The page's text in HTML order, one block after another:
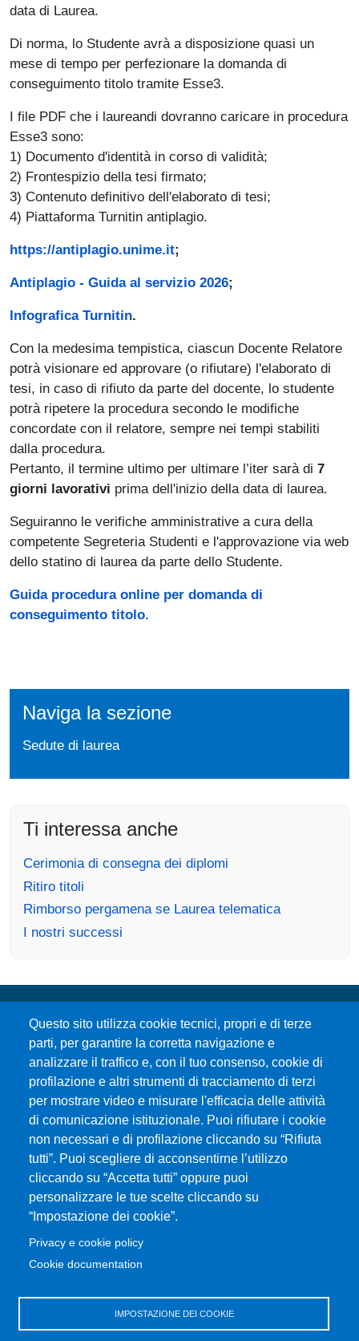
data di Laurea.
Di norma, lo Studente avrà a disposizione quasi un
mese di tempo per perfezionare la domanda di
conseguimento titolo tramite Esse3.
I file PDF che i laureandi dovranno caricare in procedura
Esse3 sono:
1) Documento d'identità in corso di validità;
2) Frontespizio della tesi firmato;
3) Contenuto definitivo dell'elaborato di tesi;
4) Piattaforma Turnitin antiplagio.
https://antiplagio.unime.it;
Antiplagio - Guida al servizio 2026;
Infografica Turnitin.
Con la medesima tempistica, ciascun Docente Relatore
potrà visionare ed approvare (o rifiutare) l'elaborato di
tesi, in caso di rifiuto da parte del docente, lo studente
potrà ripetere la procedura secondo le modifiche
concordate con il relatore, sempre nei tempi stabiliti
dalla procedura.
Pertanto, il termine ultimo per ultimare l’iter sarà di 7
giorni lavorativi prima dell'inizio della data di laurea.
Seguiranno le verifiche amministrative a cura della
competente Segreteria Studenti e l'approvazione via web
dello statino di laurea da parte dello Studente.
Guida procedura online per domanda di
conseguimento titolo.
Naviga la sezione
Sedute di laurea
Ti interessa anche
Cerimonia di consegna dei diplomi
Ritiro titoli
Rimborso pergamena se Laurea telematica
I nostri successi
Questo sito utilizza cookie tecnici, propri e di terze
parti, per garantire la corretta navigazione e
analizzare il traffico e, con il tuo consenso, cookie di
profilazione e altri strumenti di tracciamento di terzi
per mostrare video e misurare l'efficacia delle attività
di comunicazione istituzionale. Puoi rifiutare i cookie
non necessari e di profilazione cliccando su “Rifiuta
tutti”. Puoi scegliere di acconsentirne l’utilizzo
cliccando su “Accetta tutti” oppure puoi
personalizzare le tue scelte cliccando su
“Impostazione dei cookie”.
Privacy e cookie policy
Cookie documentation
IMPOSTAZIONE DEI COOKIE
Università degli Studi di Messina
Piazza Pugliatti, 1 - 98122 Messina
Cod. Fiscale 80004070837
P.IVA 00724160833
Centralino: 090 676 1
MENÙ SOCIAL
MENÙ FOOTER 1
Accessibilità
Privacy e cookie policy